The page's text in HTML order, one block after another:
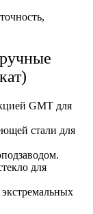
GMT для
стали для
для